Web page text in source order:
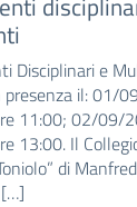
Disciplinari e
presenza il: 01/
11:00; 02/09/
13:00. Il
di